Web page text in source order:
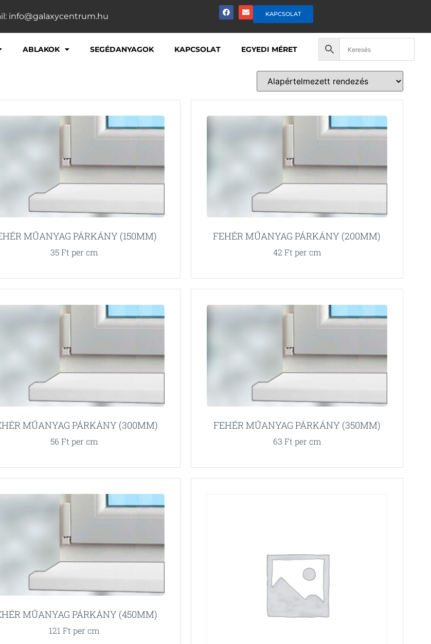
info@galaxycentrum.hu KAPCSOLAT
ABLAKOK SEGÉDANYAGOK KAPCSOLAT EGYEDI MÉRET
MŰANYAG PÁRKÁNY (150MM)
35Ft per cm
FEHÉR MŰANYAG PÁRKÁNY (200MM)
42 Ft per cm
MŰANYAG PÁRKÁNY (300MM)
56 Ft per cm
FEHÉR MŰANYAG PÁRKÁNY (350MM)
63 Ft per cm
MŰANYAG PÁRKÁNY (450MM)
121 Ft per cm